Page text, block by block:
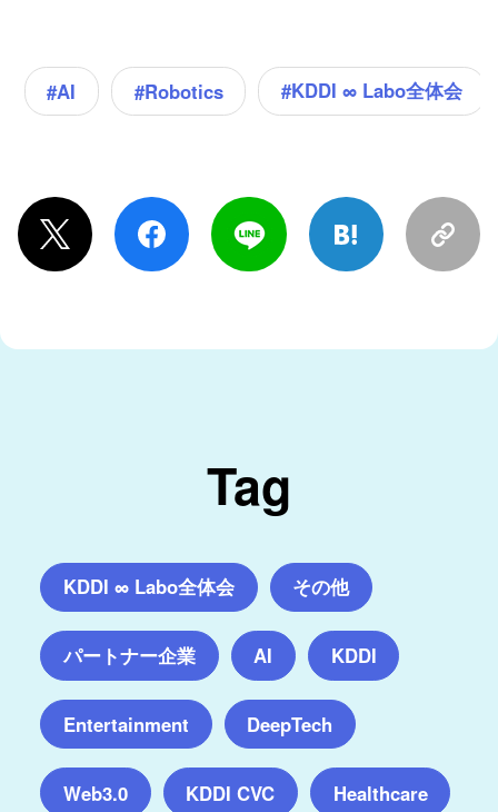
#AI #Robotics #KDDI ∞ Labo全体会
Tag
KDDI ∞ Labo全体会 その他
パートナー企業 AI KDDI
Entertainment DeepTech
Web3.0 KDDI CVC Healthcare